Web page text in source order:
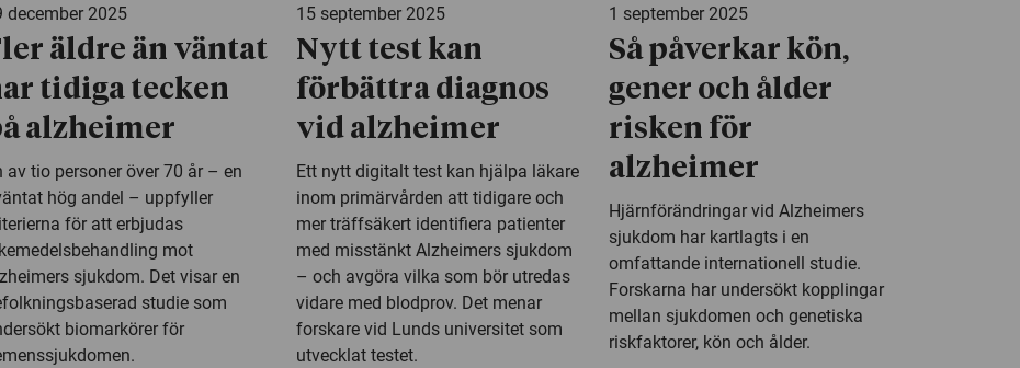
december 2025
äldre än väntat
tidiga tecken
alzheimer
av tio personer över 70 år – en
hög andel – uppfyller
för att erbjudas
mot
sjukdom. Det visar en
studie som
biomarkörer för
15 september 2025
Nytt test kan
förbättra diagnos
vid alzheimer
Ett nytt digitalt test kan hjälpa läkare
inom primärvården att tidigare och
mer träffsäkert identifiera patienter
med misstänkt Alzheimers sjukdom
– och avgöra vilka som bör utredas
vidare med blodprov. Det menar
forskare vid Lunds universitet som
utvecklat testet.
1 september 2025
Så påverkar kön,
gener och ålder
risken för
alzheimer
Hjärnförändringar vid Alzheimers
sjukdom har kartlagts i en
omfattande internationell studie.
Forskarna har undersökt kopplingar
mellan sjukdomen och genetiska
riskfaktorer, kön och ålder.